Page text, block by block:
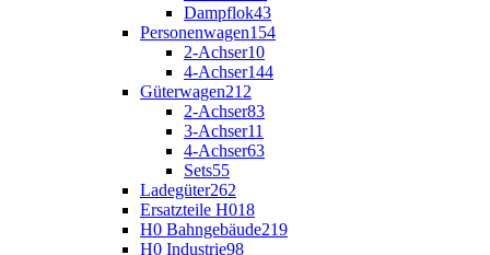
Dampflok43
Personenwagen154
2-Achser10
4-Achser144
Güterwagen212
2-Achser83
3-Achser11
4-Achser63
Sets55
Ladegüter262
Ersatzteile H018
H0 Bahngebäude219
H0 Industrie98